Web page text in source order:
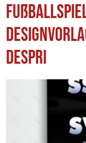
Despri